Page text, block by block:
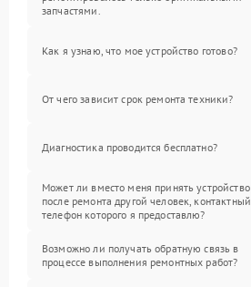
запчастями.
Как я узнаю, что мое устройство готово?
От чего зависит срок ремонта техники?
Диагностика проводится бесплатно?
Может ли вместо меня принять устройство
после ремонта другой человек, контактный
телефон которого я предоставлю?
Возможно ли получать обратную связь в
процессе выполнения ремонтных работ?